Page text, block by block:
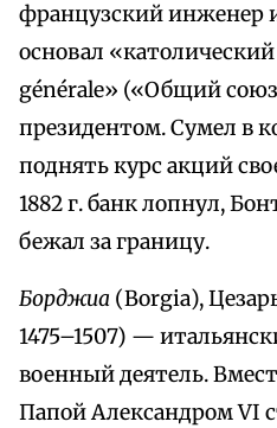
французский инженер
основал
générale» («Общий
президентом. Сумел в
поднять курс акций
1882 г. банк лопнул,
бежал за границу.
Борджиа (Borgia),
1475–1507) —
военный деятель.
Папой Александром VI